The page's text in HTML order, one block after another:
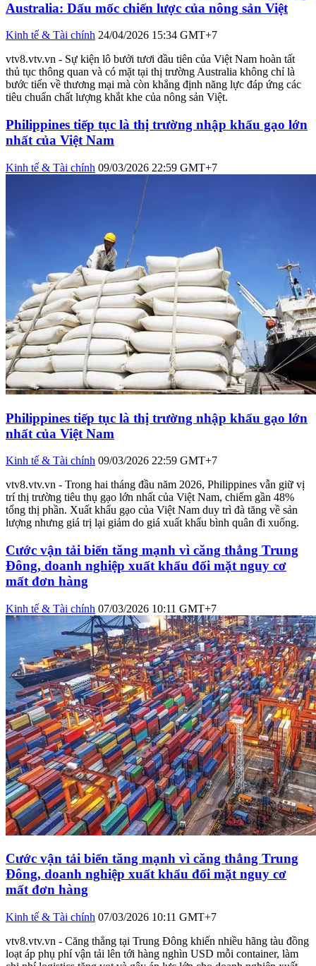
Australia: Dấu mốc chiến lược của nông sản Việt
Kinh tế & Tài chính 24/04/2026 15:34 GMT+7
vtv8.vtv.vn - Sự kiện lô bưởi tươi đầu tiên của Việt Nam hoàn tất
thủ tục thông quan và có mặt tại thị trường Australia không chỉ là
bước tiến về thương mại mà còn khẳng định năng lực đáp ứng các
tiêu chuẩn chất lượng khắt khe của nông sản Việt.
Philippines tiếp tục là thị trường nhập khẩu gạo lớn
nhất của Việt Nam
Kinh tế & Tài chính 09/03/2026 22:59 GMT+7
Philippines tiếp tục là thị trường nhập khẩu gạo lớn
nhất của Việt Nam
Kinh tế & Tài chính 09/03/2026 22:59 GMT+7
vtv8.vtv.vn - Trong hai tháng đầu năm 2026, Philippines vẫn giữ vị
trí thị trường tiêu thụ gạo lớn nhất của Việt Nam, chiếm gần 48%
tổng thị phần. Xuất khẩu gạo của Việt Nam duy trì đà tăng về sản
lượng nhưng giá trị lại giảm do giá xuất khẩu bình quân đi xuống.
Cước vận tải biển tăng mạnh vì căng thẳng Trung
Đông, doanh nghiệp xuất khẩu đối mặt nguy cơ
mất đơn hàng
Kinh tế & Tài chính 07/03/2026 10:11 GMT+7
Cước vận tải biển tăng mạnh vì căng thẳng Trung
Đông, doanh nghiệp xuất khẩu đối mặt nguy cơ
mất đơn hàng
Kinh tế & Tài chính 07/03/2026 10:11 GMT+7
vtv8.vtv.vn - Căng thẳng tại Trung Đông khiến nhiều hãng tàu đồng
loạt áp phụ phí vận tải lên tới hàng nghìn USD mỗi container, làm